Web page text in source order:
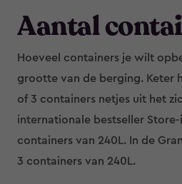
Aantal
Hoeveel containers je wilt
grootte van de berging. Keter
of 3 containers netjes uit het
internationale bestseller Store-
containers van 240L. In de
3 containers van 240L.